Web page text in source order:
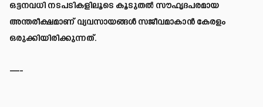
ഒട്ടനവധി നടപടികളിലൂടെ കൂടുതൽ സൗഹൃദപരമായ
അന്തരീക്ഷമാണ് വ്യവസായങ്ങൾ സജീവമാകാൻ കേരളം
ഒരുക്കിയിരിക്കുന്നത്.
—-